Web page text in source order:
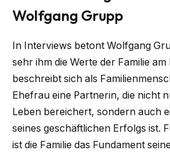
Wolfgang Grupp
In Interviews betont Wolfgang
sehr ihm die Werte der Familie
beschreibt sich als
Ehefrau eine Partnerin, die nicht
Leben bereichert, sondern auch
seines geschäftlichen Erfolgs ist.
ist die Familie das Fundament